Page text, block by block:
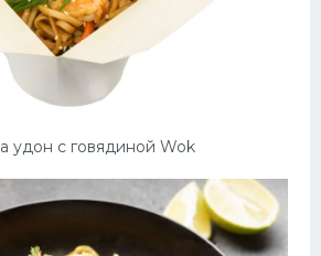
удон с говядиной Wok